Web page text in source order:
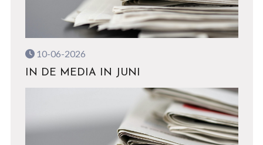
10-06-2026
IN DE MEDIA IN JUNI